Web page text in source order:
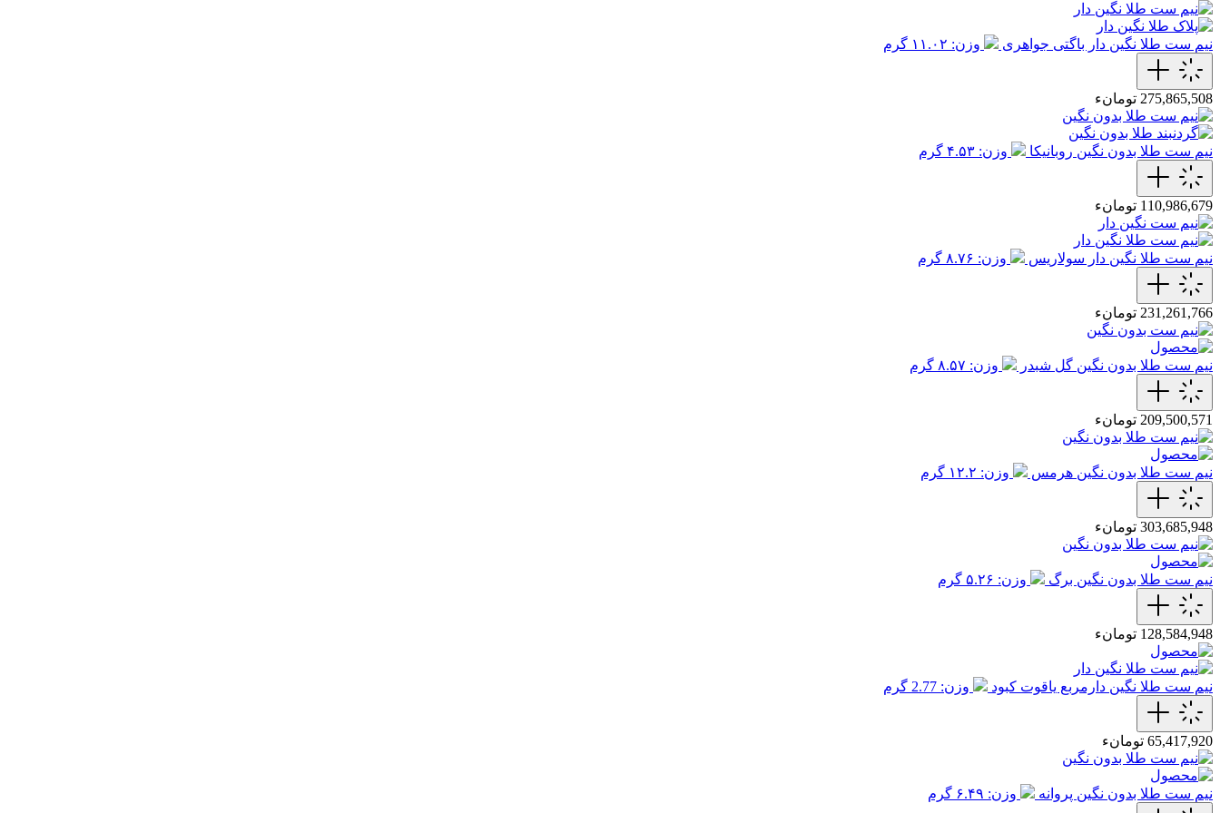
نیم ست طلا نگین دار باگتی جواهری وزن: ۱۱.۰۲ گرم
275,865,508 تومانء
نیم ست طلا بدون نگین روبانیکا وزن: ۴.۵۳ گرم
110,986,679 تومانء
نیم ست طلا نگین دار سولاریس وزن: ۸.۷۶ گرم
231,261,766 تومانء
نیم ست طلا بدون نگین گل شبدر وزن: ۸.۵۷ گرم
209,500,571 تومانء
نیم ست طلا بدون نگین هرمس وزن: ۱۲.۲ گرم
303,685,948 تومانء
نیم ست طلا بدون نگین برگ وزن: ۵.۲۶ گرم
128,584,948 تومانء
نیم ست طلا نگین دارمربع یاقوت کبود وزن: 2.77 گرم
65,417,920 تومانء
نیم ست طلا بدون نگین پروانه وزن: ۶.۴۹ گرم